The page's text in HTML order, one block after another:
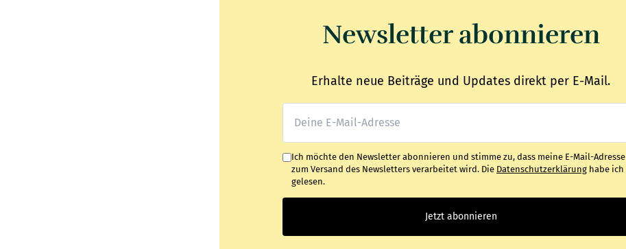
Newsletter abonnieren
Erhalte neue Beiträge und Updates direkt per E-Mail.
Ich möchte den Newsletter abonnieren und stimme zu, dass meine E-Mail-Adresse
zum Versand des Newsletters verarbeitet wird. Die Datenschutzerklärung habe ich
gelesen.
Jetzt abonnieren